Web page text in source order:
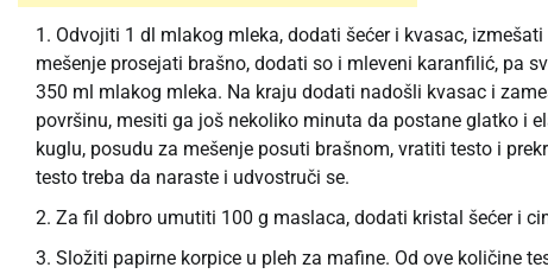
Odvojiti 1 dl mlakog mleka, dodati šećer i kvasac,
mešenje prosejati brašno, dodati so i mleveni karanfilić, pa
350 ml mlakog mleka. Na kraju dodati nadošli kvasac i
površinu, mesiti ga još nekoliko minuta da postane glatko i
kuglu, posudu za mešenje posuti brašnom, vratiti testo i
testo treba da naraste i udvostruči se.
Za fil dobro umutiti 100 g maslaca, dodati kristal šećer i
Složiti papirne korpice u pleh za mafine. Od ove količine